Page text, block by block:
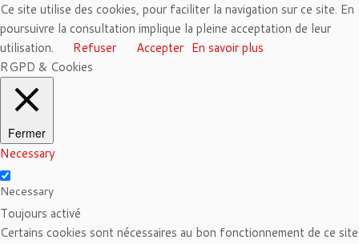
Ce site utilise des cookies, pour faciliter la navigation sur ce site. En
poursuivre la consultation implique la pleine acceptation de leur
utilisation.
Refuser Accepter En savoir plus
RGPD & Cookies
Fermer
Necessary
Necessary
Toujours activé
Certains cookies sont nécessaires au bon fonctionnement de ce site